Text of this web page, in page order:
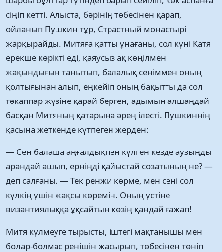
сіңіп кетті. Алыста, бәрінің төбесінен қарап,
ойланып Пушкин тұр, Страстный монастырі
жарқырайды. Митяға қатты ұнағаны, сол күні Катя
ерекше көрікті еді, қаяусыз ақ көңілмен
жақындығын танытып, балалық сеніммен оның
қолтығынан алып, еңкейіп оның бақытты да сол
тәкаппар жүзіне қарай берген, адымын алшаңдай
басқан Митяның қатарына әрең ілесті. Пушкиннің
қасына жеткенде күтпеген жерден:
— Сен балаша аңғалдықпен күлген кезде аузыңды
арандай ашып, ерніңді қайыстай созатының не? —
деп салғаны. — Тек ренжи көрме, мен сені сол
күлкің үшін жақсы көремін. Оның үстіне
византиялыққа ұқсайтын көзің қандай ғажап!
Митя күлмеуге тырысты, іштегі мақтанышы мен
болар-болмас ренішін жасырып, төбесінен төніп